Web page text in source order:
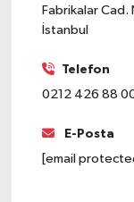
Fabrikalar
İstanbul
Telefon
0212 426 88
E-Posta
[email